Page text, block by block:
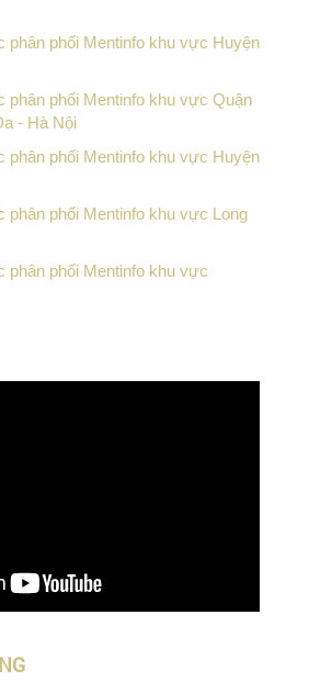
phân phối Mentinfo khu vực Huyện
phân phối Mentinfo khu vực Quận
- Hà Nội
phân phối Mentinfo khu vực Huyện
phân phối Mentinfo khu vực Long
phân phối Mentinfo khu vực